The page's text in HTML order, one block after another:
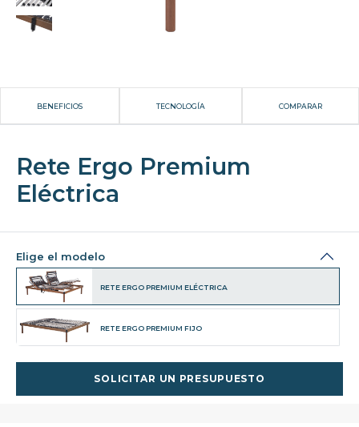
BENEFICIOS TECNOLOGÍA COMPARAR
Rete Ergo Premium
Eléctrica
Elige el modelo
RETE ERGO PREMIUM ELÉCTRICA
RETE ERGO PREMIUM FIJO
SOLICITAR UN PRESUPUESTO